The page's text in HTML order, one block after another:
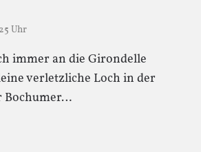
Uhr
immer an die Girondelle
verletzliche Loch in der
Bochumer…